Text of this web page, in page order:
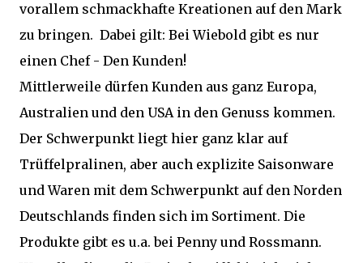
vorallem schmackhafte Kreationen auf den Mark
zu bringen. Dabei gilt: Bei Wiebold gibt es nur
einen Chef - Den Kunden!
Mittlerweile dürfen Kunden aus ganz Europa,
Australien und den USA in den Genuss kommen.
Der Schwerpunkt liegt hier ganz klar auf
Trüffelpralinen, aber auch explizite Saisonware
und Waren mit dem Schwerpunkt auf den Norden
Deutschlands finden sich im Sortiment. Die
Produkte gibt es u.a. bei Penny und Rossmann.